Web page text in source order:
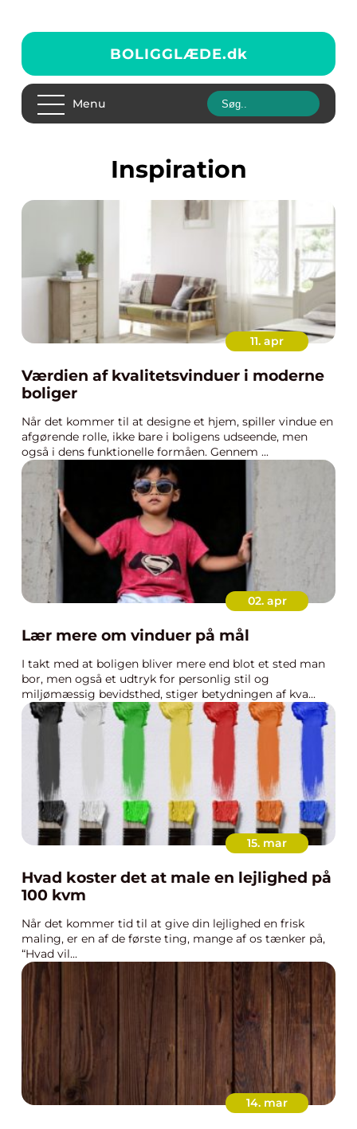
BOLIGGLÆDE.dk
Menu
inspiration
11. apr
Værdien af kvalitetsvinduer i moderne
boliger
Når det kommer til at designe et hjem, spiller vindue en
afgørende rolle, ikke bare i boligens udseende, men
også i dens funktionelle formåen. Gennem ...
02. apr
Lær mere om vinduer på mål
I takt med at boligen bliver mere end blot et sted man
bor, men også et udtryk for personlig stil og
miljømæssig bevidsthed, stiger betydningen af kva...
15. mar
Hvad koster det at male en lejlighed på
100 kvm
Når det kommer tid til at give din lejlighed en frisk
maling, er en af de første ting, mange af os tænker på,
“Hvad vil...
14. mar